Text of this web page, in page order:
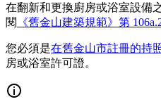
在翻新和更換廚房或浴室設備
閱
《舊金山建築規範》第
您必須是在舊金山市註冊的持
房或浴室許可證。